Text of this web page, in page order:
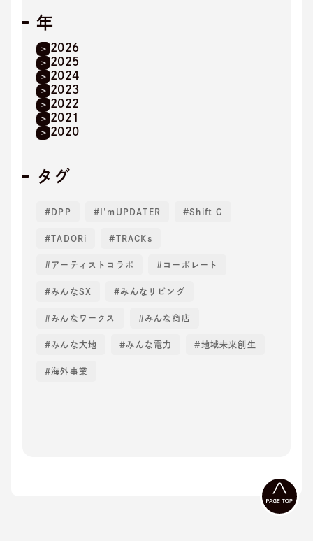
年
2026
2025
2024
2023
2022
2021
2020
タグ
DPP I'mUPDATER Shift C
TADORi TRACKs
アーティストコラボ コーポレート
みんなSX みんなリビング
みんなワークス みんな商店
みんな大地 みんな電力 地域未来創生
海外事業